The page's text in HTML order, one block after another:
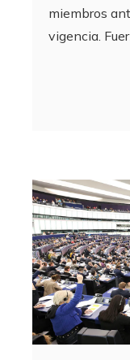
miembros
vigencia.